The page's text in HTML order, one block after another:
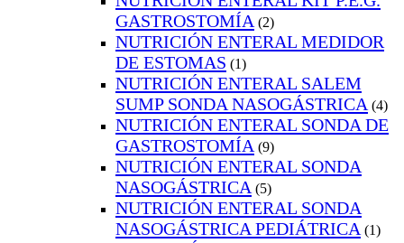
GASTROSTOMÍA (2)
NUTRICIÓN ENTERAL MEDIDOR
DE ESTOMAS (1)
NUTRICIÓN ENTERAL SALEM
SUMP SONDA NASOGÁSTRICA (4)
NUTRICIÓN ENTERAL SONDA DE
GASTROSTOMÍA (9)
NUTRICIÓN ENTERAL SONDA
NASOGÁSTRICA (5)
NUTRICIÓN ENTERAL SONDA
NASOGÁSTRICA PEDIÁTRICA (1)